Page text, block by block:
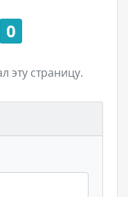
0
эту страницу.